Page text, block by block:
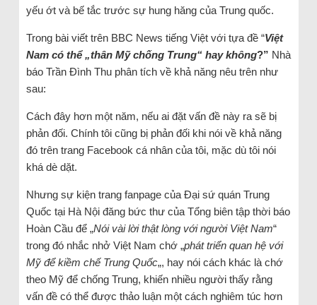
yếu ớt và bế tắc trước sự hung hăng của Trung quốc.
Trong bài viết trên BBC News tiếng Việt với tựa đề “Việt
Nam có thể „thân Mỹ chống Trung“ hay không?” Nhà
báo Trần Đình Thu phân tích về khả năng nêu trên như
sau:
Cách đây hơn một năm, nếu ai đặt vấn đề này ra sẽ bị
phản đối. Chính tôi cũng bị phản đối khi nói về khả năng
đó trên trang Facebook cá nhân của tôi, mặc dù tôi nói
khá dè dặt.
Nhưng sự kiện trang fanpage của Đại sứ quán Trung
Quốc tại Hà Nội đăng bức thư của Tổng biên tập thời báo
Hoàn Cầu để „Nói vài lời thật lòng với người Việt Nam“
trong đó nhắc nhở Việt Nam chớ „phát triển quan hệ với
Mỹ để kiềm chế Trung Quốc„, hay nói cách khác là chớ
theo Mỹ để chống Trung, khiến nhiều người thấy rằng
vấn đề có thể được thảo luận một cách nghiêm túc hơn